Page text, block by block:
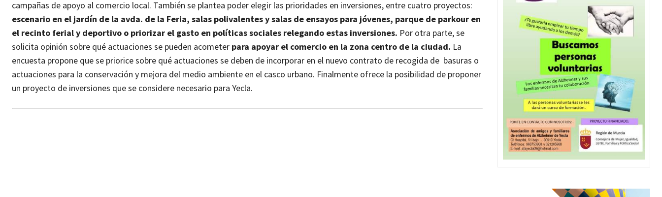
campañas de apoyo al comercio local. También se plantea poder elegir las prioridades en inversiones, entre cuatro proyectos:
escenario en el jardín de la avda. de la Feria, salas polivalentes y salas de ensayos para jóvenes, parque de parkour en
el recinto ferial y deportivo o priorizar el gasto en políticas sociales relegando estas inversiones. Por otra parte, se
solicita opinión sobre qué actuaciones se pueden acometer para apoyar el comercio en la zona centro de la ciudad. La
encuesta propone que se priorice sobre qué actuaciones se deben de incorporar en el nuevo contrato de recogida de basuras o
actuaciones para la conservación y mejora del medio ambiente en el casco urbano. Finalmente ofrece la posibilidad de proponer
un proyecto de inversiones que se considere necesario para Yecla.